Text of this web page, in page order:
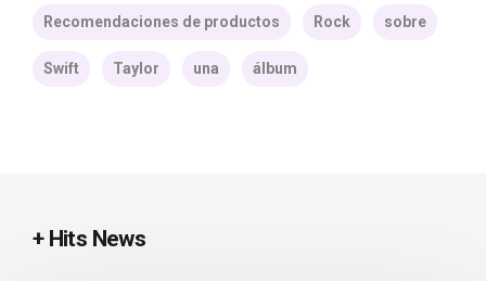
Recomendaciones de productos Rock sobre
Swift Taylor una álbum
+ Hits News